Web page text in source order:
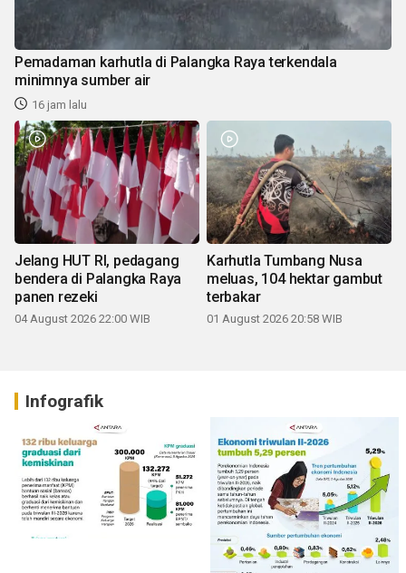
Pemadaman karhutla di Palangka Raya terkendala
minimnya sumber air
16 jam lalu
Jelang HUT RI, pedagang
bendera di Palangka Raya
panen rezeki
04 August 2026 22:00 WIB
Karhutla Tumbang Nusa
meluas, 104 hektar gambut
terbakar
01 August 2026 20:58 WIB
Infografik